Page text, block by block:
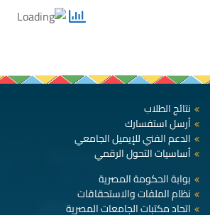
نتائج الطلاب
أرسل استفسارك
الدعم الفني للإيميل الجامعي
أساسيات التحول الرقمي
بوابة الحكومة المصرية
نظام الملفات والاستحقاقات
اتحاد مكتبات الجامعات المصرية